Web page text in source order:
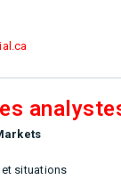
situations